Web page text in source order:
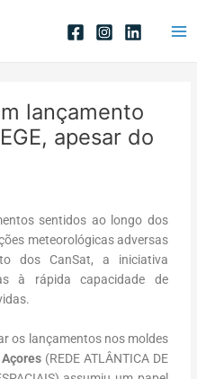
lançamento
apesar do
sentidos ao longo dos
meteorológicas adversas
dos CanSat, a iniciativa
à rápida capacidade de
os lançamentos nos moldes
Açores (REDE ATLÂNTICA DE